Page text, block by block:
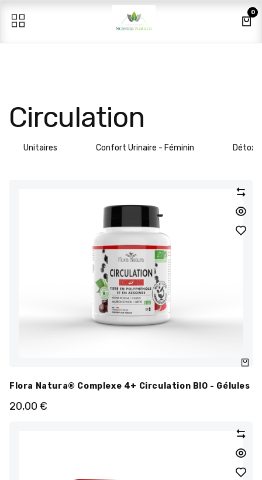
0
Circulation
Unitaires Confort Urinaire - Féminin Détox
Flora Natura® Complexe 4+ Circulation BIO - Gélules
20,00 €